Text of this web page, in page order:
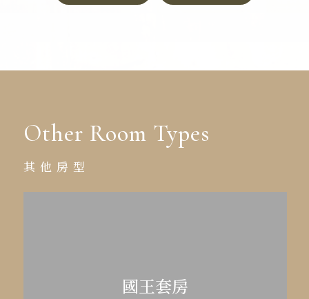
Other Room Types
其他房型
國王套房